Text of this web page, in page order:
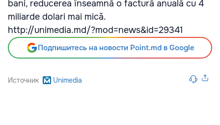
bani, reducerea înseamnă o factură anuală cu 4
miliarde dolari mai mică.
http://unimedia.md/?mod=news&id=29341
Подпишитесь на новости Point.md в Google
Источник Unimedia